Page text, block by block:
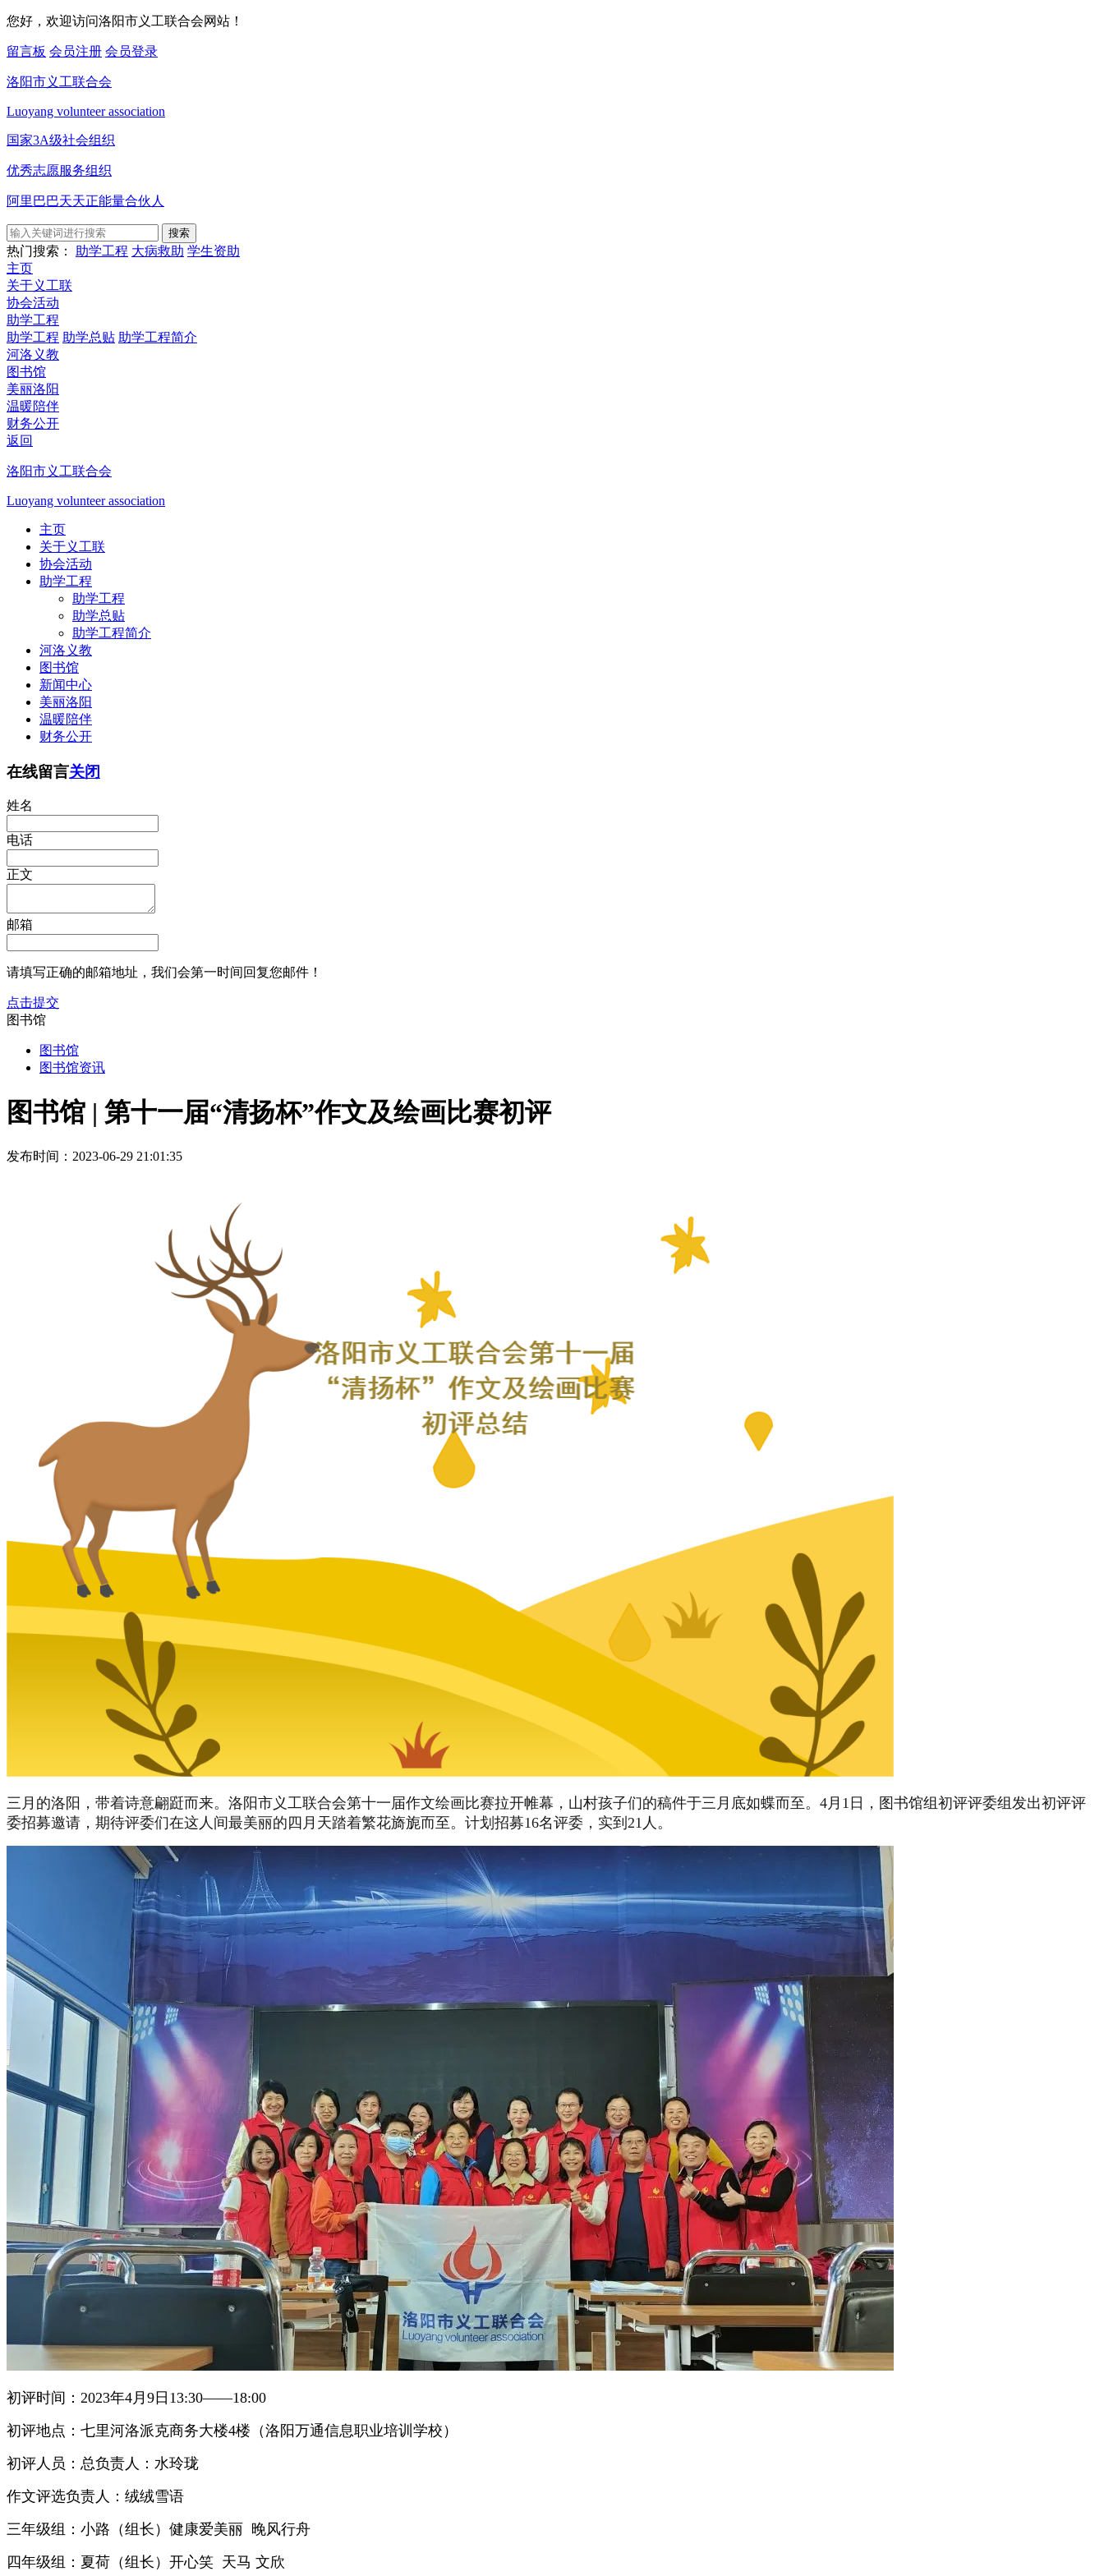
您好，欢迎访问洛阳市义工联合会网站！
留言板 会员注册 会员登录
洛阳市义工联合会
Luoyang volunteer association
国家3A级社会组织
优秀志愿服务组织
阿里巴巴天天正能量合伙人
搜索
热门搜索： 助学工程 大病救助 学生资助
主页
关于义工联
协会活动
助学工程
助学工程 助学总贴 助学工程简介
河洛义教
图书馆
美丽洛阳
温暖陪伴
财务公开
返回
洛阳市义工联合会
Luoyang volunteer association
主页
关于义工联
协会活动
助学工程
助学工程
助学总贴
助学工程简介
河洛义教
图书馆
新闻中心
美丽洛阳
温暖陪伴
财务公开
在线留言关闭
姓名
电话
正文
邮箱
请填写正确的邮箱地址，我们会第一时间回复您邮件！
点击提交
图书馆
图书馆
图书馆资讯
图书馆 | 第十一届“清扬杯”作文及绘画比赛初评
发布时间：2023-06-29 21:01:35
三月的洛阳，带着诗意翩跹而来。洛阳市义工联合会第十一届作文绘画比赛拉开帷幕，山村孩子们的稿件于三月底如蝶而至。4月1日，图书馆组初评评委组发出初评评
委招募邀请，期待评委们在这人间最美丽的四月天踏着繁花旖旎而至。计划招募16名评委，实到21人。
初评时间：2023年4月9日13:30——18:00
初评地点：七里河洛派克商务大楼4楼（洛阳万通信息职业培训学校）
初评人员：总负责人：水玲珑
作文评选负责人：绒绒雪语
三年级组：小路（组长）健康爱美丽 晚风行舟
四年级组：夏荷（组长）开心笑 天马 文欣